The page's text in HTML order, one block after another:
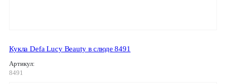
Кукла Defa Lucy Beauty в слюде 8491
Артикул:
8491